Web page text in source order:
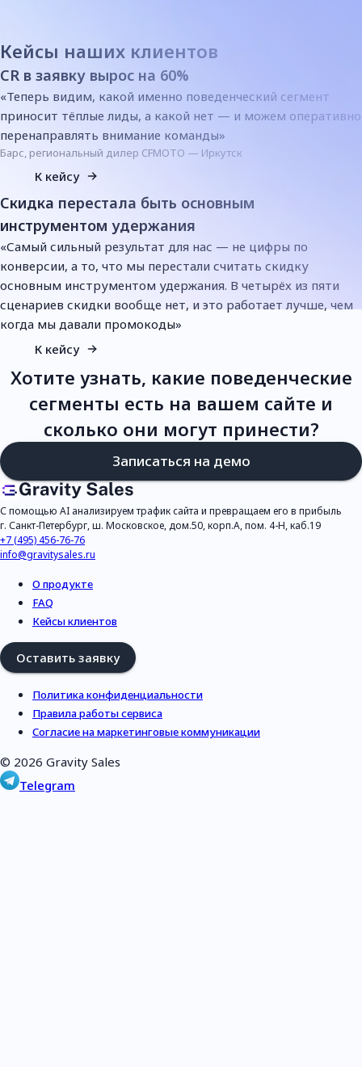
Кейсы наших клиентов
CR в заявку вырос на 60%
«Теперь видим, какой именно поведенческий сегмент
приносит тёплые лиды, а какой нет — и можем оперативно
перенаправлять внимание команды»
Барс, региональный дилер CFMOTO — Иркутск
К кейсу
Скидка перестала быть основным
инструментом удержания
«Самый сильный результат для нас — не цифры по
конверсии, а то, что мы перестали считать скидку
основным инструментом удержания. В четырёх из пяти
сценариев скидки вообще нет, и это работает лучше, чем
когда мы давали промокоды»
К кейсу
Хотите узнать, какие поведенческие
сегменты есть на вашем сайте и
сколько они могут принести?
Записаться на демо
С помощью AI анализируем трафик сайта и превращаем его в прибыль
г. Санкт-Петербург, ш. Московское, дом.50, корп.А, пом. 4-Н, каб.19
+7 (495) 456-76-76
info@gravitysales.ru
О продукте
FAQ
Кейсы клиентов
Оставить заявку
Политика конфиденциальности
Правила работы сервиса
Согласие на маркетинговые коммуникации
© 2026 Gravity Sales
Telegram